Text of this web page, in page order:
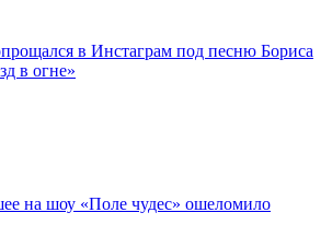
в Инстаграм под песню Бориса
в огне»
на шоу «Поле чудес» ошеломило